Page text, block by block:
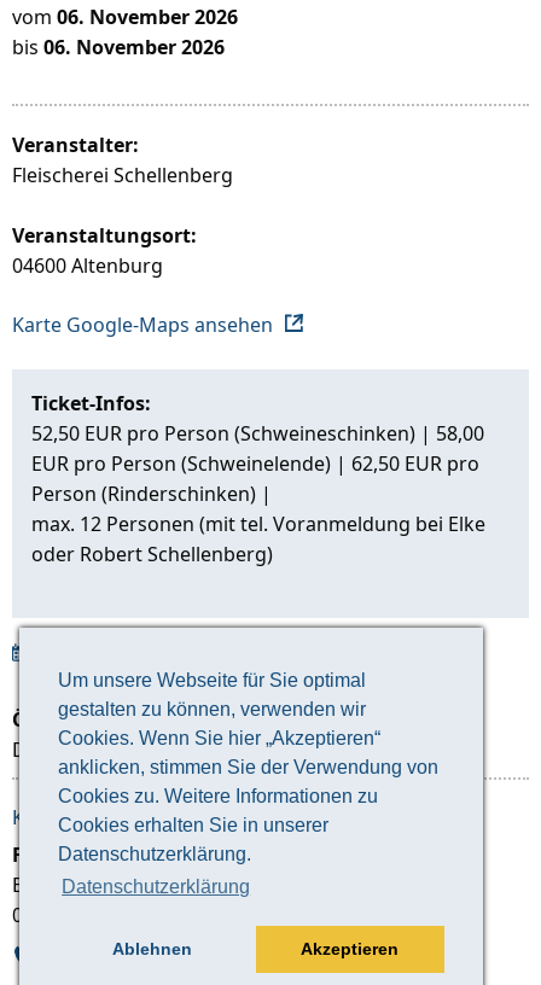
Um unsere Webseite für Sie optimal
gestalten zu können, verwenden wir
Cookies. Wenn Sie hier „Akzeptieren“
anklicken, stimmen Sie der Verwendung von
Cookies zu. Weitere Informationen zu
Cookies erhalten Sie in unserer
Datenschutzerklärung.
Datenschutzerklärung
Ablehnen Akzeptieren
vom 06. November 2026
bis 06. November 2026
Veranstalter:
Fleischerei Schellenberg
Veranstaltungsort:
04600 Altenburg
Karte Google-Maps ansehen
Ticket-Infos:
52,50 EUR pro Person (Schweineschinken) | 58,00
EUR pro Person (Schweinelende) | 62,50 EUR pro
Person (Rinderschinken) |
max. 12 Personen (mit tel. Voranmeldung bei Elke
oder Robert Schellenberg)
Öffnungszeiten:
Dauer: ca. 2 Stunden
KONTAKT ZUM VERANSTALTER:
Fleischerei Schellenberg
Bonhoefferstraße 44
04600 Altenburg
03447 836 565